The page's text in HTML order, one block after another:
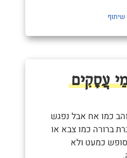
שיתוף
עֲסָקִים
כמו אח אבל נפגש
ברורה כמו צבא או
כמעט ולא